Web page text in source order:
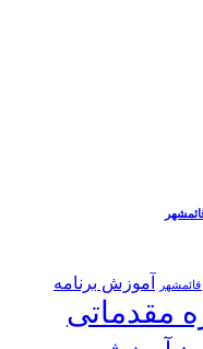
آموزش برنامه
مقدماتی